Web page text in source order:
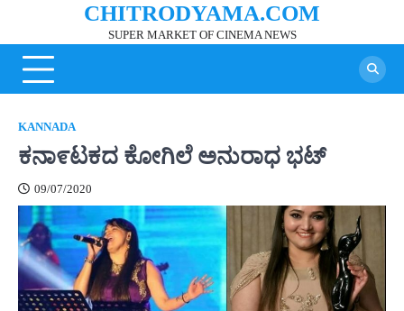
content
CHITRODYAMA.COM
SUPER MARKET OF CINEMA NEWS
KANNADA
ಕನಾ೯ಟಕದ ಕೋಗಿಲೆ ಅನುರಾಧ ಭಟ್
09/07/2020